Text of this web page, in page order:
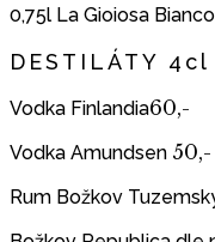
0,75l La Gioiosa
DESTILÁTY 4cl
Vodka Finlandia60,-
Vodka Amundsen 50,-
Rum Božkov